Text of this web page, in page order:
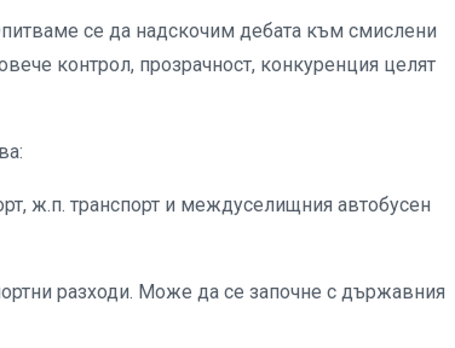
се да надскочим дебата към смислени
контрол, прозрачност, конкуренция целят
ж.п. транспорт и междуселищния автобусен
разходи. Може да се започне с държавния